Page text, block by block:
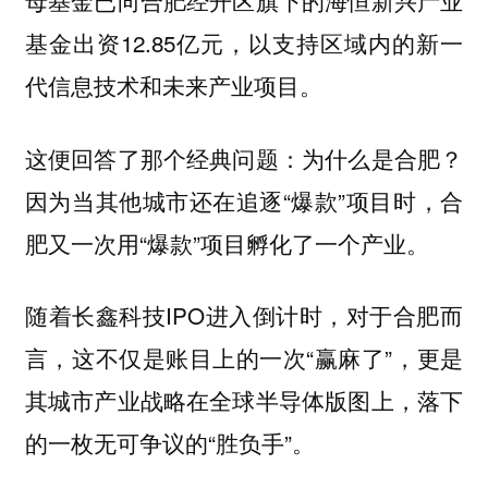
基金出资12.85亿元，以支持区域内的新一
代信息技术和未来产业项目。
这便回答了那个经典问题：为什么是合肥？
因为当其他城市还在追逐“爆款”项目时，合
肥又一次用“爆款”项目孵化了一个产业。
随着长鑫科技IPO进入倒计时，对于合肥而
言，这不仅是账目上的一次“赢麻了”，更是
其城市产业战略在全球半导体版图上，落下
的一枚无可争议的“胜负手”。